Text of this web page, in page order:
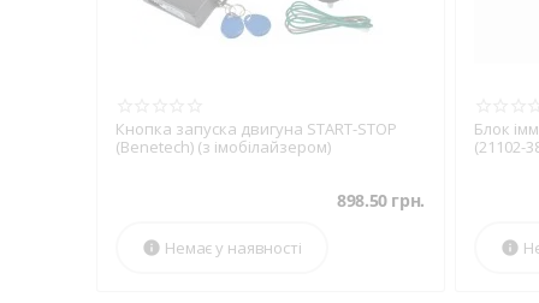
Типи
Кнопкові.Для
З функцією
Як обрати
Кнопка запуска двигуна START-STOP
(Benetech) (з імобілайзером)
898.50 грн.
Немає у наявності

Блок
(21102-
